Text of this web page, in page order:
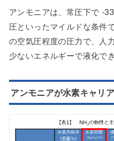
アンモニアは、常圧下で -
圧といったマイルドな条件
の空気圧程度の圧力で、人
少ないエネルギーで液化で
アンモニアが水素キャリ